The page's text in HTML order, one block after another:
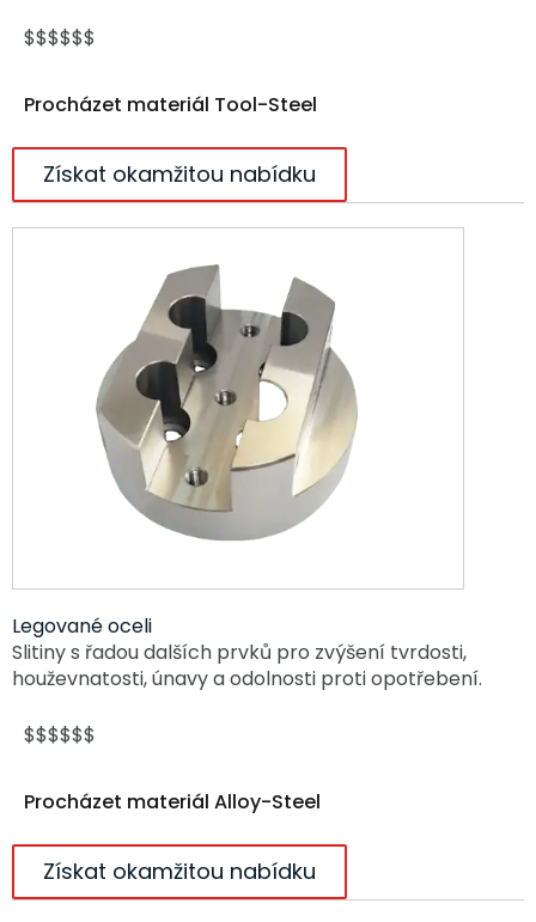
$$$$$$
Procházet materiál Tool-Steel
Získat okamžitou nabídku
Legované oceli
Slitiny s řadou dalších prvků pro zvýšení tvrdosti,
houževnatosti, únavy a odolnosti proti opotřebení.
$$$$$$
Procházet materiál Alloy-Steel
Získat okamžitou nabídku